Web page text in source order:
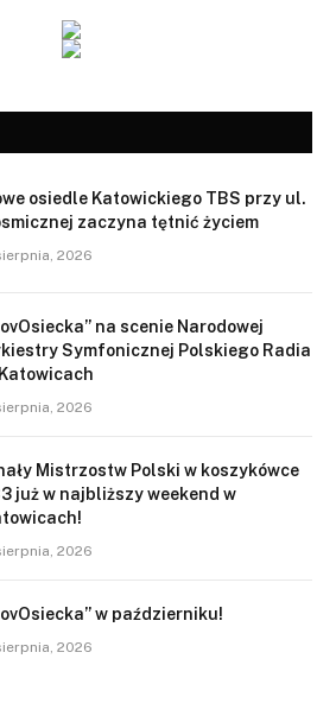
osiedle Katowickiego TBS przy ul.
zaczyna tętnić życiem
2026
na scenie Narodowej
Symfonicznej Polskiego Radia
2026
Mistrzostw Polski w koszykówce
już w najbliższy weekend w
2026
w październiku!
2026